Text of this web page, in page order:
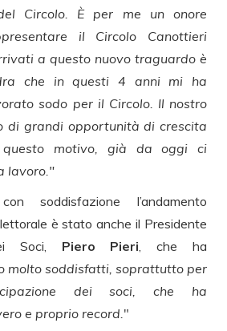
Circolo. È per me un onore
il Circolo Canottieri
a questo nuovo traguardo è
che in questi 4 anni mi ha
sodo per il Circolo. Il nostro
di grandi opportunità di crescita
motivo, già da oggi ci
lavoro."
soddisfazione l’andamento
è stato anche il Presidente
Soci, Piero Pieri , che ha
molto soddisfatti, soprattutto per
dei soci, che ha
e proprio record. "